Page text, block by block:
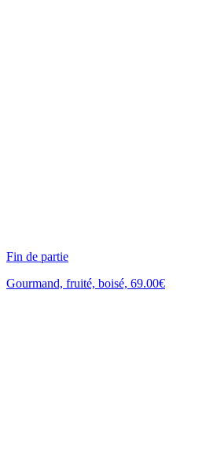
Fin de partie
Gourmand, fruité, boisé, 69.00€